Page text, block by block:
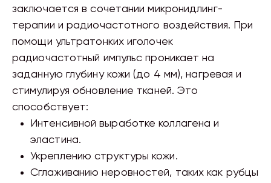
заключается в сочетании микронидлинг-
терапии и радиочастотного воздействия. При
помощи ультратонких иголочек
радиочастотный импульс проникает на
заданную глубину кожи (до 4 мм), нагревая и
стимулируя обновление тканей. Это
способствует:
Интенсивной выработке коллагена и
эластина.
Укреплению структуры кожи.
Сглаживанию неровностей, таких как рубцы